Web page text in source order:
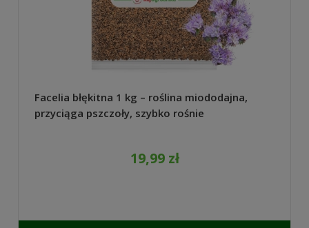
Facelia błękitna 1 kg – roślina miododajna,
przyciąga pszczoły, szybko rośnie
19,99 zł